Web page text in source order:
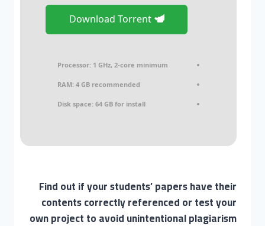
Download Torrent
Processor: 1 GHz, 2-core minimum
RAM: 4 GB recommended
Disk space: 64 GB for install
Find out if your students’ papers have their
contents correctly referenced or test your
own project to avoid unintentional plagiarism